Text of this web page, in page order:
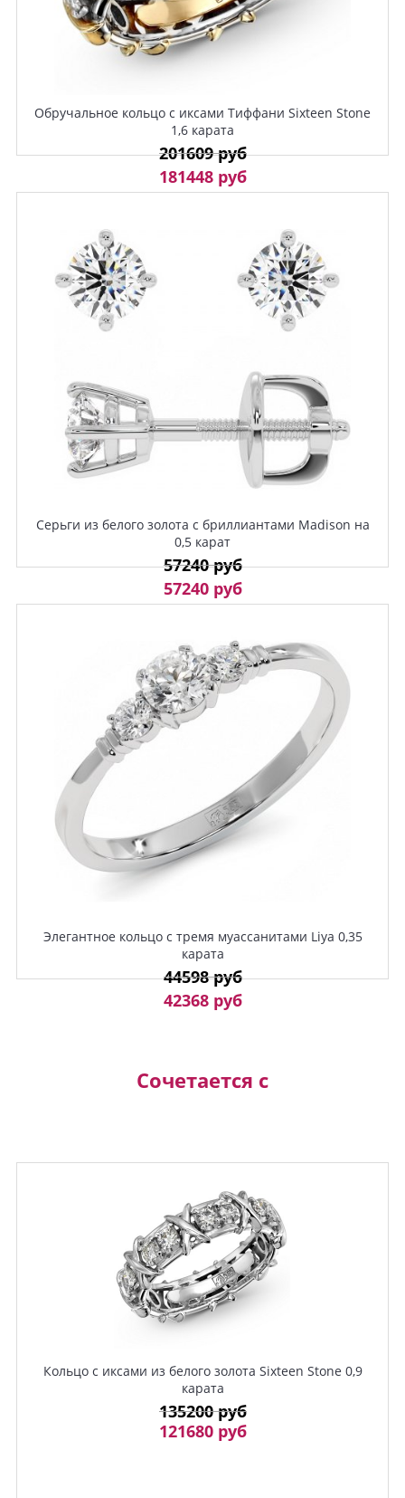
Обручальное кольцо с иксами Тиффани Sixteen Stone
1,6 карата
201609 руб
181448 руб
Серьги из белого золота с бриллиантами Madison на
0,5 карат
57240 руб
57240 руб
Элегантное кольцо с тремя муассанитами Liya 0,35
карата
44598 руб
42368 руб
Сочетается с
Кольцо с иксами из белого золота Sixteen Stone 0,9
карата
135200 руб
121680 руб